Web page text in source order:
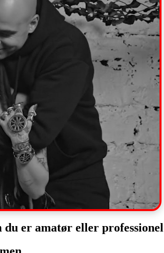
er amatør eller professionel